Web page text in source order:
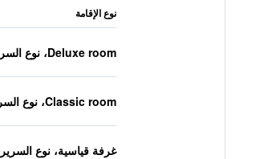
نوع الإقامة
Deluxe room، نوع السرير غير معروف
Classic room، نوع السرير غير معروف
غرفة قياسية، نوع